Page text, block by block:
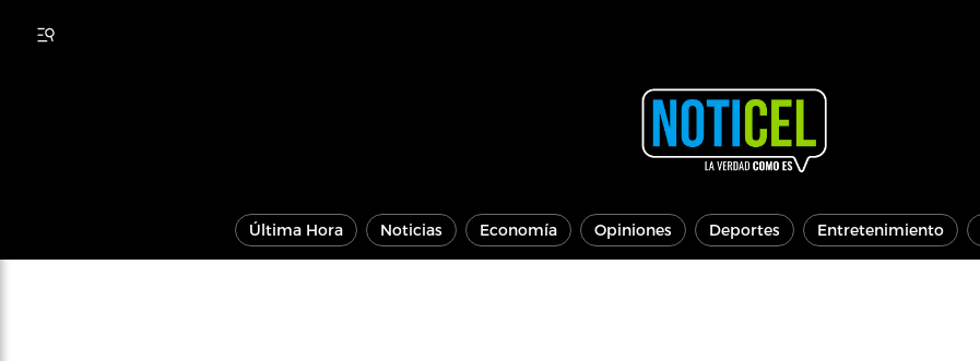
Última Hora Noticias Economía Opiniones Deportes Entretenimiento